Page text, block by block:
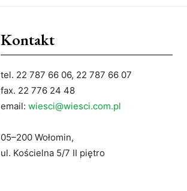
Kontakt
tel. 22 787 66 06, 22 787 66 07
fax. 22 776 24 48
email: wiesci@wiesci.com.pl
05–200 Wołomin,
ul. Kościelna 5/7 II piętro